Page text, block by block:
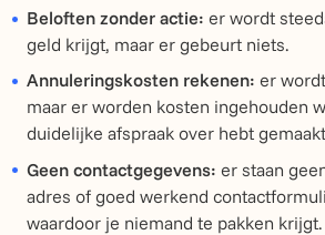
Beloften zonder actie: er wordt
geld krijgt, maar er gebeurt niets.
Annuleringskosten rekenen: er
maar er worden kosten ingehouden
duidelijke afspraak over hebt
Geen contactgegevens: er staan
adres of goed werkend
waardoor je niemand te pakken krijgt.